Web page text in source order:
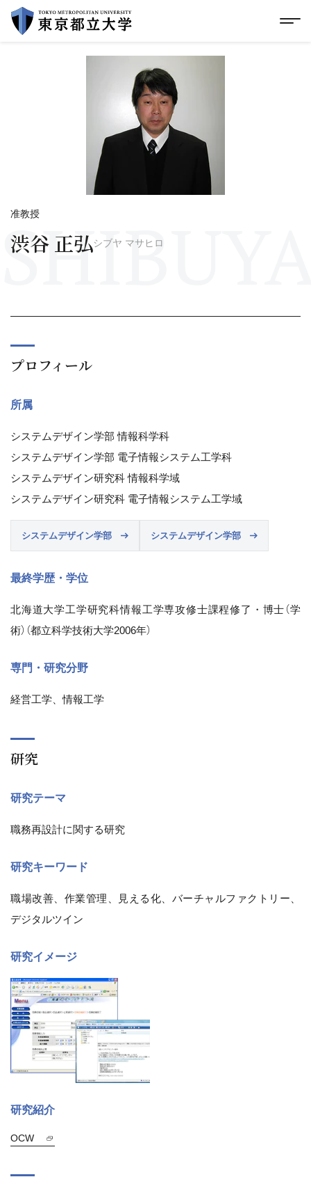
グローバルメニューにスキップ メ
准教授
渋谷 正弘シブヤ マサヒロ
プロフィール
所属
システムデザイン学部 情報科学科
システムデザイン学部 電子情報システム工学科
システムデザイン研究科 情報科学域
システムデザイン研究科 電子情報システム工学域
システムデザイン学部 システムデザイン学部
最終学歴・学位
北海道大学工学研究科情報工学専攻修士課程修了・博士（学
術）（都立科学技術大学2006年）
専門・研究分野
経営工学、情報工学
研究
研究テーマ
職務再設計に関する研究
研究キーワード
職場改善、作業管理、見える化、バーチャルファクトリー、
デジタルツイン
研究イメージ
研究紹介
OCW